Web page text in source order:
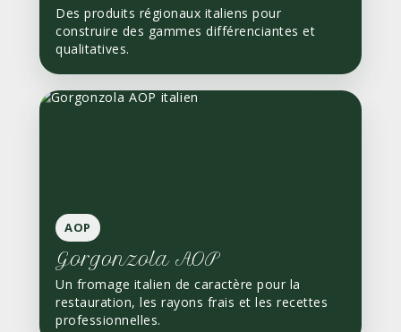
Des produits régionaux italiens pour
construire des gammes différenciantes et
qualitatives.
AOP
Gorgonzola AOP
Un fromage italien de caractère pour la
restauration, les rayons frais et les recettes
professionnelles.